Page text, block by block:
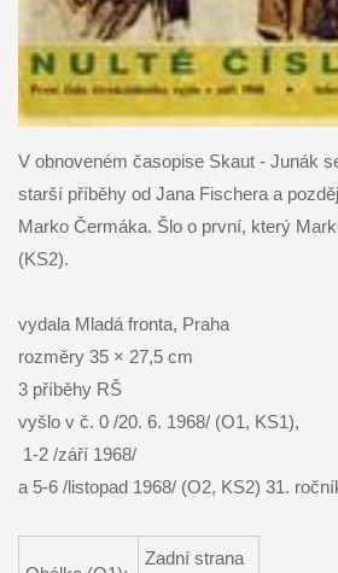
V obnoveném časopise Skaut - Junák
starší příběhy od Jana Fischera a
Marko Čermáka. Šlo o první, který
(KS2).
vydala Mladá fronta, Praha
rozměry 35 × 27,5 cm
3 příběhy RŠ
vyšlo v č. 0 /20. 6. 1968/ (O1, KS1),
1-2 /září 1968/
a 5-6 /listopad 1968/ (O2, KS2) 31.
Zadní strana